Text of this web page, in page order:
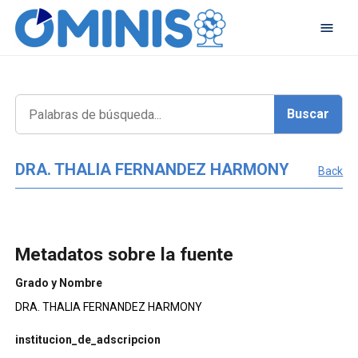
DRA. THALIA FERNANDEZ HARMONY Back
Metadatos sobre la fuente
Grado y Nombre
DRA. THALIA FERNANDEZ HARMONY
institucion_de_adscripcion